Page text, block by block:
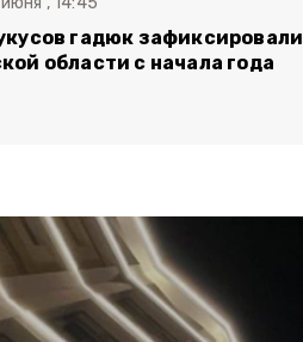
гадюк зафиксировали
области с начала года